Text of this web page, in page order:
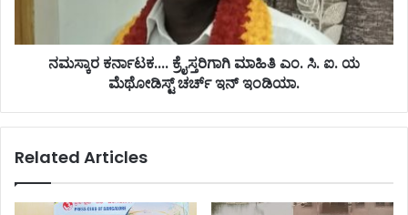
ನಮಸ್ಕಾರ ಕರ್ನಾಟಕ.... ಕ್ರೈಸ್ತರಿಗಾಗಿ ಮಾಹಿತಿ ಎಂ. ಸಿ. ಐ. ಯ
ಮೆಥೋಡಿಸ್ಟ್ ಚರ್ಚ್ ಇನ್ ಇಂಡಿಯಾ.
Related Articles